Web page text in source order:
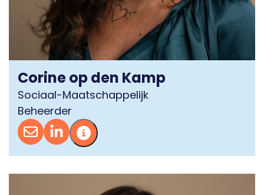
Corine op den Kamp
Sociaal-Maatschappelijk
Beheerder